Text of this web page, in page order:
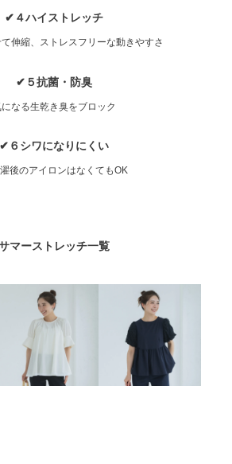
✔４ハイストレッチ
伸縮、ストレスフリーな動きやすさ
✔５抗菌・防臭
なる生乾き臭をブロック
✔６シワになりにくい
後のアイロンはなくてもOK
マーストレッチ一覧